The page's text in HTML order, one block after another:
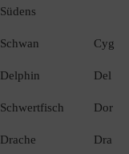
Südens
Schwan Cyg
Delphin Del
Schwertfisch Dor
Drache Dra